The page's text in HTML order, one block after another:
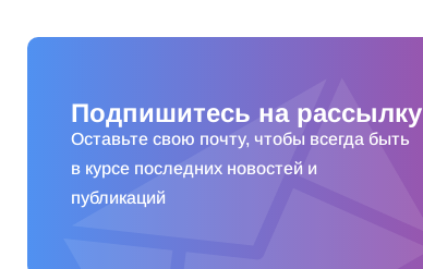
Подпишитесь на рассылку
Оставьте свою почту, чтобы всегда быть
в курсе последних новостей и
публикаций